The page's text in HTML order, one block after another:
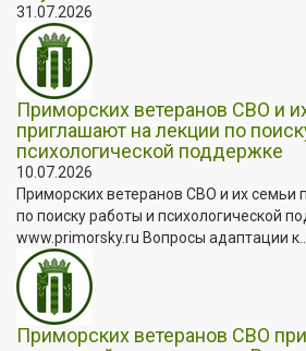
31.07.2026
Приморских ветеранов СВО и
приглашают на лекции по
психологической поддержке
10.07.2026
Приморских ветеранов СВО и их семьи
по поиску работы и психологической
www.primorsky.ru Вопросы адаптации к...
Приморских ветеранов СВО